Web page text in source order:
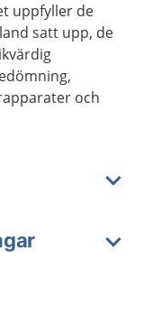
uppfyller de
satt upp, de
och